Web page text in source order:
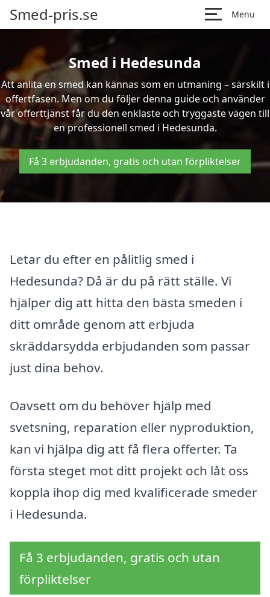
Smed-pris.se Menu
Smed i Hedesunda
Att anlita en smed kan kännas som en utmaning – särskilt i
offertfasen. Men om du följer denna guide och använder
vår offerttjänst får du den enklaste och tryggaste vägen till
en professionell smed i Hedesunda.
Få 3 erbjudanden, gratis och utan förpliktelser
Letar du efter en pålitlig smed i
Hedesunda? Då är du på rätt ställe. Vi
hjälper dig att hitta den bästa smeden i
ditt område genom att erbjuda
skräddarsydda erbjudanden som passar
just dina behov.
Oavsett om du behöver hjälp med
svetsning, reparation eller nyproduktion,
kan vi hjälpa dig att få flera offerter. Ta
första steget mot ditt projekt och låt oss
koppla ihop dig med kvalificerade smeder
i Hedesunda.
Få 3 erbjudanden, gratis och utan
förpliktelser